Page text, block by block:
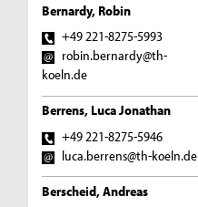
Bernardy, Robin
+49 221-8275-5993
robin.bernardy@th-
koeln.de
Berrens, Luca Jonathan
+49 221-8275-5946
luca.berrens@th-koeln.de
Berscheid, Andreas